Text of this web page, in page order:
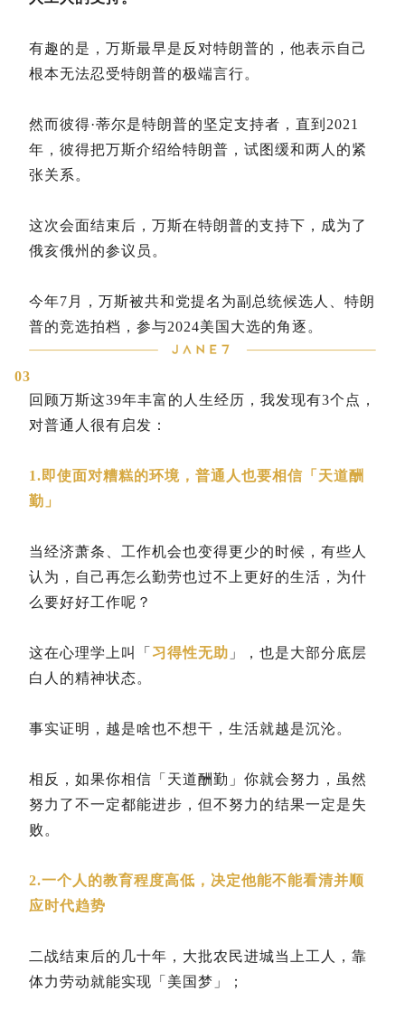
有趣的是，万斯最早是反对特朗普的，他表示自己
根本无法忍受特朗普的极端言行。
然而彼得·蒂尔是特朗普的坚定支持者，直到2021
年，彼得把万斯介绍给特朗普，试图缓和两人的紧
张关系。
这次会面结束后，万斯在特朗普的支持下，成为了
俄亥俄州的参议员。
今年7月，万斯被共和党提名为副总统候选人、特朗
普的竞选拍档，参与2024美国大选的角逐。
03
回顾万斯这39年丰富的人生经历，我发现有3个点，
对普通人很有启发：
1.即使面对糟糕的环境，普通人也要相信「天道酬
勤」
当经济萧条、工作机会也变得更少的时候，有些人
认为，自己再怎么勤劳也过不上更好的生活，为什
么要好好工作呢？
这在心理学上叫「 习得性无助 」，也是大部分底层
白人的精神状态。
事实证明，越是啥也不想干，生活就越是沉沦。
相反，如果你相信「天道酬勤」你就会努力，虽然
努力了不一定都能进步，但不努力的结果一定是失
败。
2.一个人的教育程度高低，决定他能不能看清并顺
应时代趋势
二战结束后的几十年，大批农民进城当上工人，靠
体力劳动就能实现「美国梦」；